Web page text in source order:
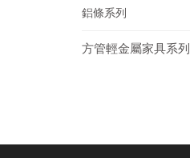
鋁條系列
方管輕金屬家具系列